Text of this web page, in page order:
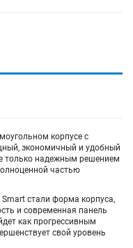
корпусе с
экономичный и удобный
только надежным решением
частью
стали форма корпуса,
и современная панель
как прогрессивным
свой уровень